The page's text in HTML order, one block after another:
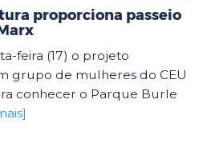
proporciona passeio
feira (17) o projeto
grupo de mulheres do CEU
conhecer o Parque Burle